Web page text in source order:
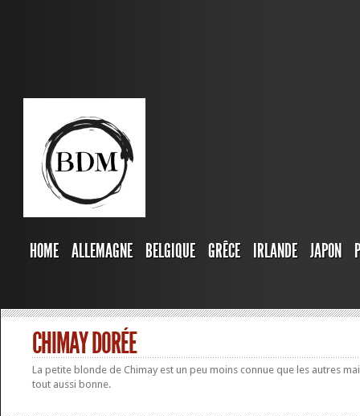
HOME ALLEMAGNE BELGIQUE GRÊCE IRLANDE JAPON
CHIMAY DORÉE
La petite blonde de Chimay est un peu moins connue que les autres
tout aussi bonne.